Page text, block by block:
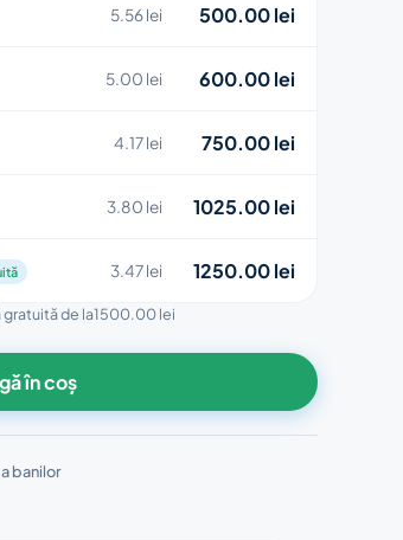
5.56 lei 500.00 lei
5.00 lei 600.00 lei
4.17 lei 750.00 lei
3.80 lei 1025.00 lei
3.47 lei 1250.00 lei
gratuită de la1500.00 lei
în coș
banilor